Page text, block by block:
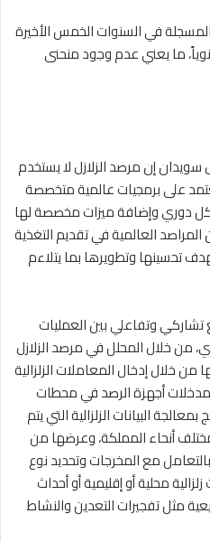
في السنوات الخمس الأخيرة
زلزالاً محلياً سنوياً، ما يعني عدم وجود منحنى
سويدان إن مرصد الزلازل لا يستخدم
على برمجيات عالمية متخصصة
دوري وإضافة ميزات مخصصة لها
العالمية في تقديم التغذية
تحسينها وتطويرها بما يتلاءم
تشاركي وتفاعلي بين العمليات
من خلال المحلل في مرصد الزلازل
من خلال إدخال المعاملات الزلزالية
أجهزة الرصد في محطات
البيانات الزلزالية التي يتم
أنحاء المملكة، وعرضها من
مع المخرجات وتحديد نوع
محلية أو إقليمية أو أحداث
مثل تفجيرات التعدين والنشاط